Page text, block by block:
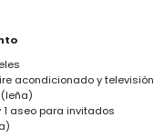
acondicionado y televisión
1 aseo para invitados